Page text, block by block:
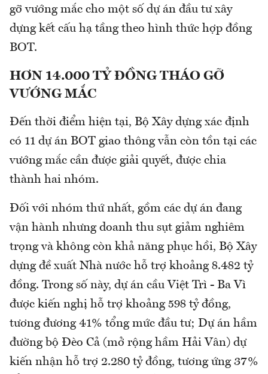
gỡ vướng mắc cho một số dự án đầu tư xây
dựng kết cấu hạ tầng theo hình thức hợp đồng
BOT.
HƠN 14.000 TỶ ĐỒNG THÁO GỠ
VƯỚNG MẮC
Đến thời điểm hiện tại, Bộ Xây dựng xác định
có 11 dự án BOT giao thông vẫn còn tồn tại các
vướng mắc cần được giải quyết, được chia
thành hai nhóm.
Đối với nhóm thứ nhất, gồm các dự án đang
vận hành nhưng doanh thu sụt giảm nghiêm
trọng và không còn khả năng phục hồi, Bộ Xây
dựng đề xuất Nhà nước hỗ trợ khoảng 8.482 tỷ
đồng. Trong số này, dự án cầu Việt Trì - Ba Vì
được kiến nghị hỗ trợ khoảng 598 tỷ đồng,
tương đương 41% tổng mức đầu tư; Dự án hầm
đường bộ Đèo Cả (mở rộng hầm Hải Vân) dự
kiến nhận hỗ trợ 2.280 tỷ đồng, tương ứng 37%